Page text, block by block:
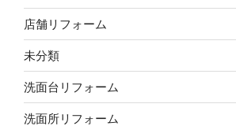
店舗リフォーム
未分類
洗面台リフォーム
洗面所リフォーム